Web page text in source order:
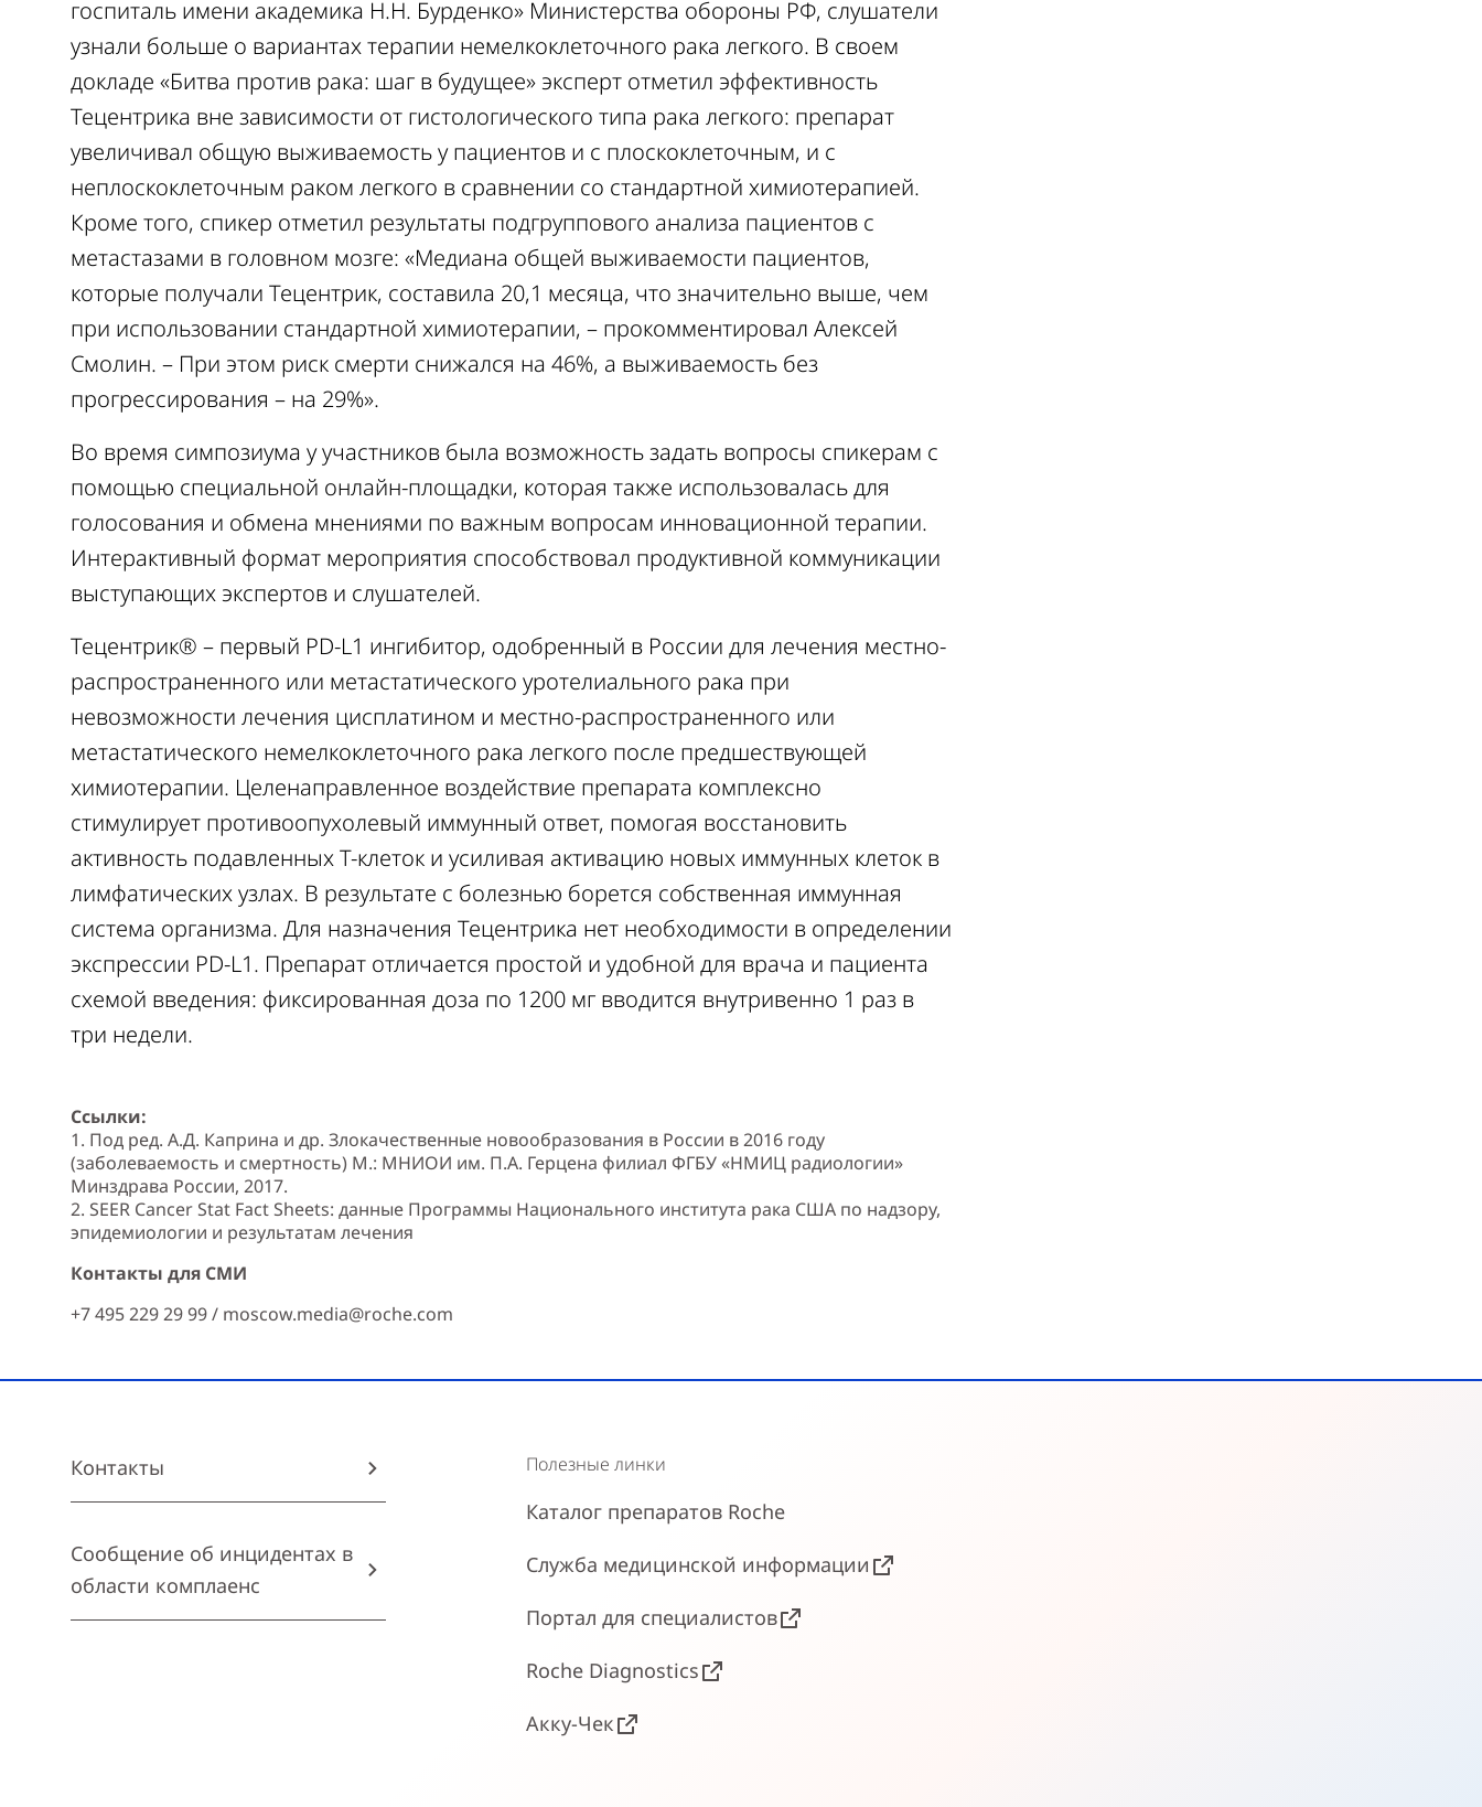
госпиталь имени академика Н.Н. Бурденко» Министерства обороны РФ, слушатели
узнали больше о вариантах терапии немелкоклеточного рака легкого. В своем
докладе «Битва против рака: шаг в будущее» эксперт отметил эффективность
Тецентрика вне зависимости от гистологического типа рака легкого: препарат
увеличивал общую выживаемость у пациентов и с плоскоклеточным, и с
неплоскоклеточным раком легкого в сравнении со стандартной химиотерапией.
Кроме того, спикер отметил результаты подгруппового анализа пациентов с
метастазами в головном мозге: «Медиана общей выживаемости пациентов,
которые получали Тецентрик, составила 20,1 месяца, что значительно выше, чем
при использовании стандартной химиотерапии, – прокомментировал Алексей
Смолин. – При этом риск смерти снижался на 46%, а выживаемость без
прогрессирования – на 29%».
Во время симпозиума у участников была возможность задать вопросы спикерам с
помощью специальной онлайн-площадки, которая также использовалась для
голосования и обмена мнениями по важным вопросам инновационной терапии.
Интерактивный формат мероприятия способствовал продуктивной коммуникации
выступающих экспертов и слушателей.
Тецентрик® – первый PD-L1 ингибитор, одобренный в России для лечения местно-
распространенного или метастатического уротелиального рака при
невозможности лечения цисплатином и местно-распространенного или
метастатического немелкоклеточного рака легкого после предшествующей
химиотерапии. Целенаправленное воздействие препарата комплексно
стимулирует противоопухолевый иммунный ответ, помогая восстановить
активность подавленных Т-клеток и усиливая активацию новых иммунных клеток в
лимфатических узлах. В результате с болезнью борется собственная иммунная
система организма. Для назначения Тецентрика нет необходимости в определении
экспрессии PD-L1. Препарат отличается простой и удобной для врача и пациента
схемой введения: фиксированная доза по 1200 мг вводится внутривенно 1 раз в
три недели.
Ссылки:
1. Под ред. А.Д. Каприна и др. Злокачественные новообразования в России в 2016 году
(заболеваемость и смертность) М.: МНИОИ им. П.А. Герцена филиал ФГБУ «НМИЦ радиологии»
Минздрава России, 2017.
2. SEER Cancer Stat Fact Sheets: данные Программы Национального института рака США по надзору,
эпидемиологии и результатам лечения
Контакты для СМИ
+7 495 229 29 99 / moscow.media@roche.com
Контакты
Сообщение об инцидентах в
области комплаенс
Полезные линки
Каталог препаратов Roche
Служба медицинской информации
Портал для специалистов
Roche Diagnostics
Акку-Чек